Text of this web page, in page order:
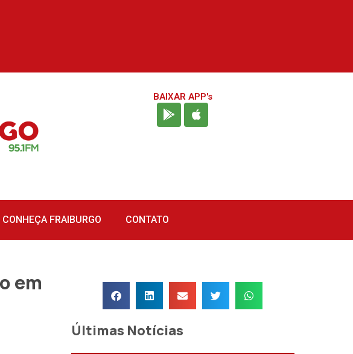
BAIXAR APP's
CONHEÇA FRAIBURGO CONTATO
em
Últimas Notícias